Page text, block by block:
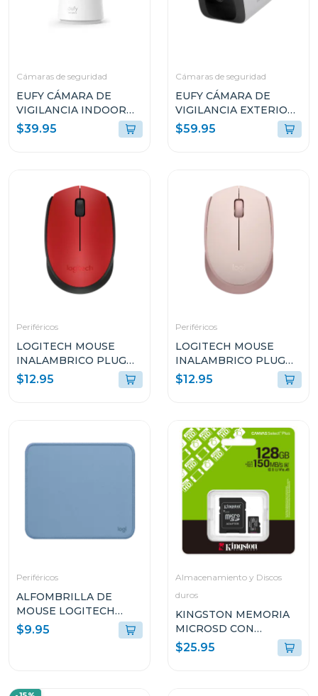
Cámaras de seguridad
EUFY CÁMARA DE
VIGILANCIA INDOOR
CAM C220 T8W11121
$39.95
Cámaras de seguridad
EUFY CÁMARA DE
VIGILANCIA EXTERIOR
SOLOCAM S220
T8134121
$59.95
Periféricos
LOGITECH MOUSE
INALAMBRICO PLUG
AND PLAY ROJO M170
$12.95
Periféricos
LOGITECH MOUSE
INALAMBRICO PLUG
AND PLAY ROSADO
M170
$12.95
Periféricos
ALFOMBRILLA DE
MOUSE LOGITECH
956000038
$9.95
Almacenamiento y Discos
duros
KINGSTON MEMORIA
MICROSD CON
ADAPTADOR DE 128GB
SDCS3128GB
$25.95